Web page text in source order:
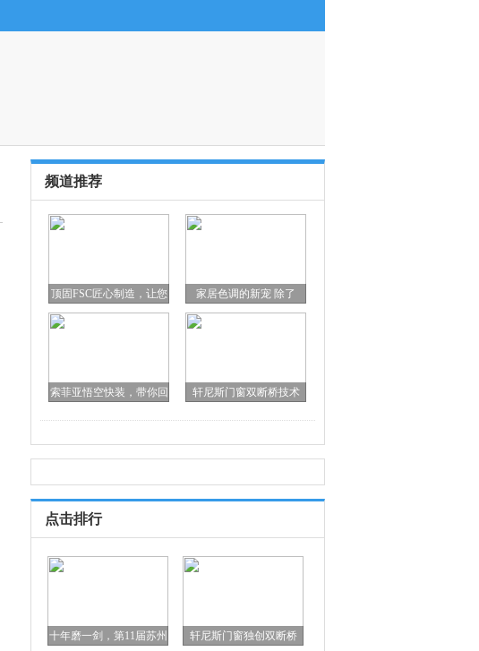
频道推荐
顶固FSC匠心制造，让您 家居色调的新宠 除了
索菲亚悟空快装，带你回 轩尼斯门窗双断桥技术
点击排行
十年磨一剑，第11届苏州 轩尼斯门窗独创双断桥